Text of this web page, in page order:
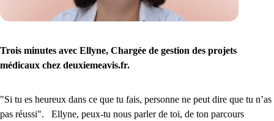
Trois minutes avec Ellyne, Chargée de gestion des projets
médicaux chez deuxiemeavis.fr.
"Si tu es heureux dans ce que tu fais, personne ne peut dire que tu n’as
pas réussi". Ellyne, peux-tu nous parler de toi, de ton parcours